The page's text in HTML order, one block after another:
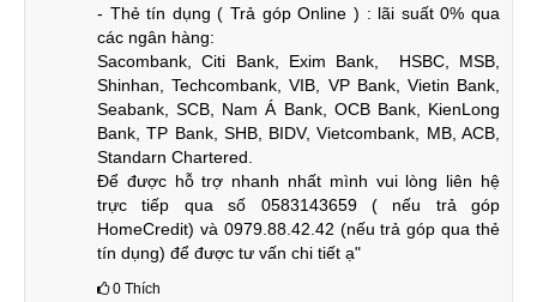
Với cấu hình siêu mạnh này, bạn có thể sử dụng thoải mái
các tác vụ cơ bản và game nhẹ thêm 3-4 năm mà không lo
giật lag. Và chiến Game nặng trong 2-3 năm sau mà không
lo sợ giật lag.
Sở hữu RAM chuẩn LPDDR5 có tốc độ vô cùng nhanh kết
hợp với dung lượng tối đa lên tới 18GB giúp máy "chấp hết"
- Thẻ tín dụng ( Trả góp Online ) : lãi suất 0% qua
các ngân hàng:
Sacombank, Citi Bank, Exim Bank,  HSBC, MSB,
Shinhan, Techcombank, VIB, VP Bank, Vietin Bank,
Seabank, SCB, Nam Á Bank, OCB Bank, KienLong
Bank, TP Bank, SHB, BIDV, Vietcombank, MB, ACB,
Standarn Chartered.
Để được hỗ trợ nhanh nhất mình vui lòng liên hệ
trực tiếp qua số 0583143659 ( nếu trả góp
HomeCredit) và 0979.88.42.42 (nếu trả góp qua thẻ
tín dụng) để được tư vấn chi tiết ạ"
0 Thích